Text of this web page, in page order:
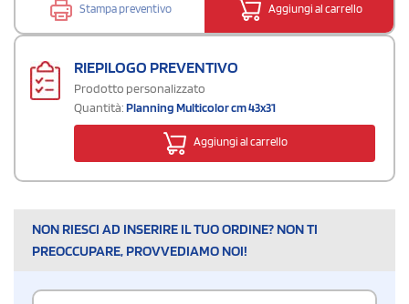
Stampa preventivo Aggiungi al carrello
RIEPILOGO PREVENTIVO
Prodotto personalizzato
Quantità:Planning Multicolor cm 43x31
Aggiungi al carrello
NON RIESCI AD INSERIRE IL TUO ORDINE? NON TI
PREOCCUPARE, PROVVEDIAMO NOI!